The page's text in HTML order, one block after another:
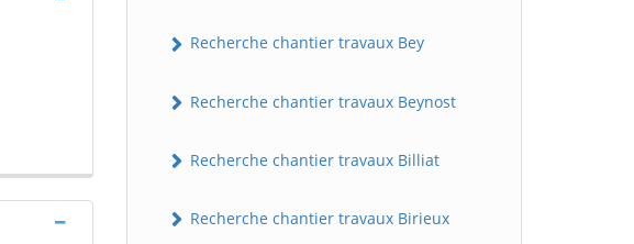
Recherche chantier travaux Bey
Recherche chantier travaux Beynost
Recherche chantier travaux Billiat
Recherche chantier travaux Birieux